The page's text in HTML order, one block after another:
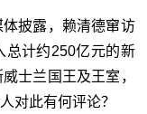
披露，赖清德窜访
总计约250亿元的新
士兰国王及王室，
对此有何评论？